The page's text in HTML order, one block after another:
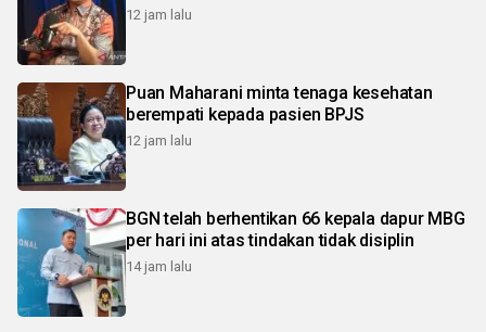
12 jam lalu
Puan Maharani minta tenaga kesehatan
berempati kepada pasien BPJS
12 jam lalu
BGN telah berhentikan 66 kepala dapur MBG
per hari ini atas tindakan tidak disiplin
14 jam lalu